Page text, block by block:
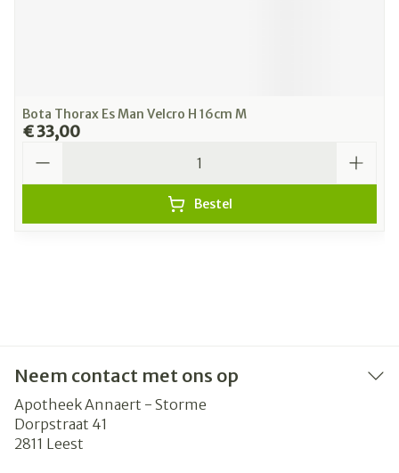
Bota Thorax Es Man Velcro H 16cm M
€ 33,00
Bestel
Neem contact met ons op
Apotheek Annaert - Storme
Dorpstraat 41
2811 Leest